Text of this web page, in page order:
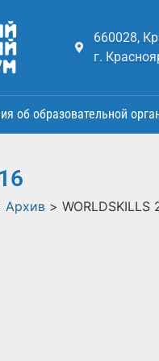
660028,
г.
об образовательной
Архив > WORLDSKILLS